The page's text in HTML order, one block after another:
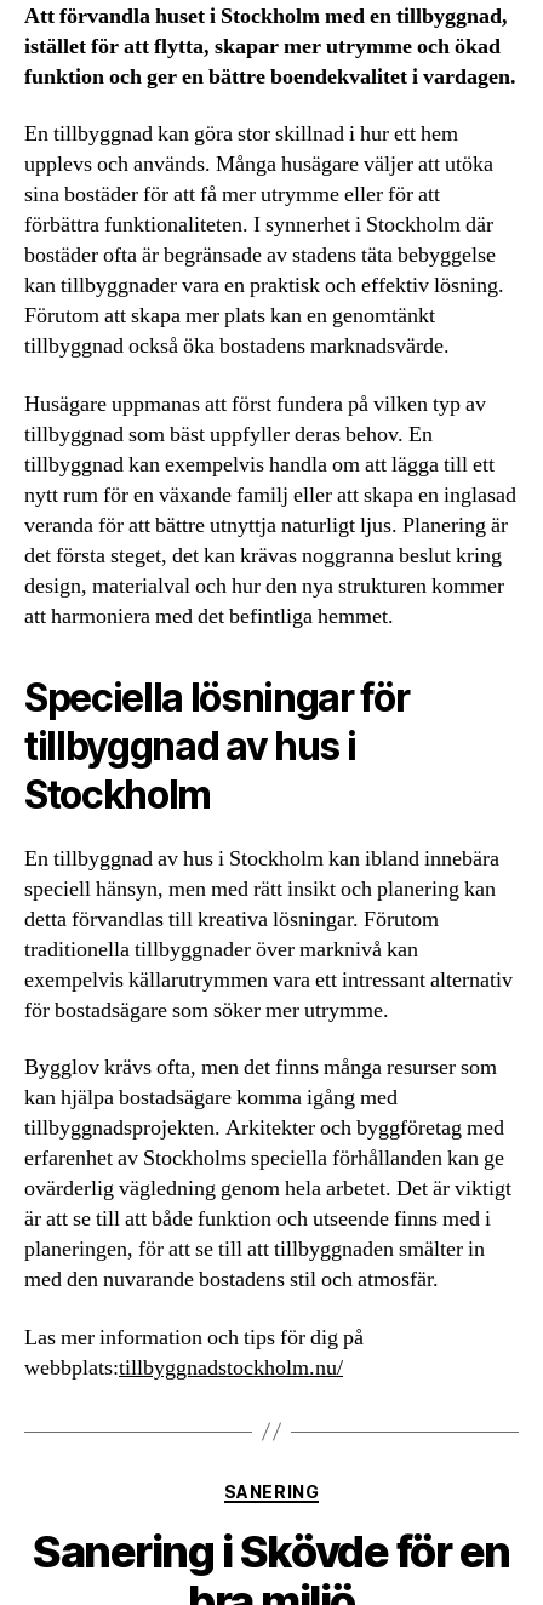
Att förvandla huset i Stockholm med en tillbyggnad,
istället för att flytta, skapar mer utrymme och ökad
funktion och ger en bättre boendekvalitet i vardagen.
En tillbyggnad kan göra stor skillnad i hur ett hem
upplevs och används. Många husägare väljer att utöka
sina bostäder för att få mer utrymme eller för att
förbättra funktionaliteten. I synnerhet i Stockholm där
bostäder ofta är begränsade av stadens täta bebyggelse
kan tillbyggnader vara en praktisk och effektiv lösning.
Förutom att skapa mer plats kan en genomtänkt
tillbyggnad också öka bostadens marknadsvärde.
Husägare uppmanas att först fundera på vilken typ av
tillbyggnad som bäst uppfyller deras behov. En
tillbyggnad kan exempelvis handla om att lägga till ett
nytt rum för en växande familj eller att skapa en inglasad
veranda för att bättre utnyttja naturligt ljus. Planering är
det första steget, det kan krävas noggranna beslut kring
design, materialval och hur den nya strukturen kommer
att harmoniera med det befintliga hemmet.
Speciella lösningar för
tillbyggnad av hus i
Stockholm
En tillbyggnad av hus i Stockholm kan ibland innebära
speciell hänsyn, men med rätt insikt och planering kan
detta förvandlas till kreativa lösningar. Förutom
traditionella tillbyggnader över marknivå kan
exempelvis källarutrymmen vara ett intressant alternativ
för bostadsägare som söker mer utrymme.
Bygglov krävs ofta, men det finns många resurser som
kan hjälpa bostadsägare komma igång med
tillbyggnadsprojekten. Arkitekter och byggföretag med
erfarenhet av Stockholms speciella förhållanden kan ge
ovärderlig vägledning genom hela arbetet. Det är viktigt
är att se till att både funktion och utseende finns med i
planeringen, för att se till att tillbyggnaden smälter in
med den nuvarande bostadens stil och atmosfär.
Las mer information och tips för dig på
webbplats:tillbyggnadstockholm.nu/
Kategorier
SANERING
Sanering i Skövde för en